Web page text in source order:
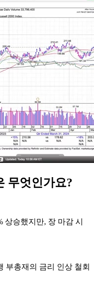
무엇인가요?
상승했지만, 장 마감 시
부총재의 금리 인상 철회